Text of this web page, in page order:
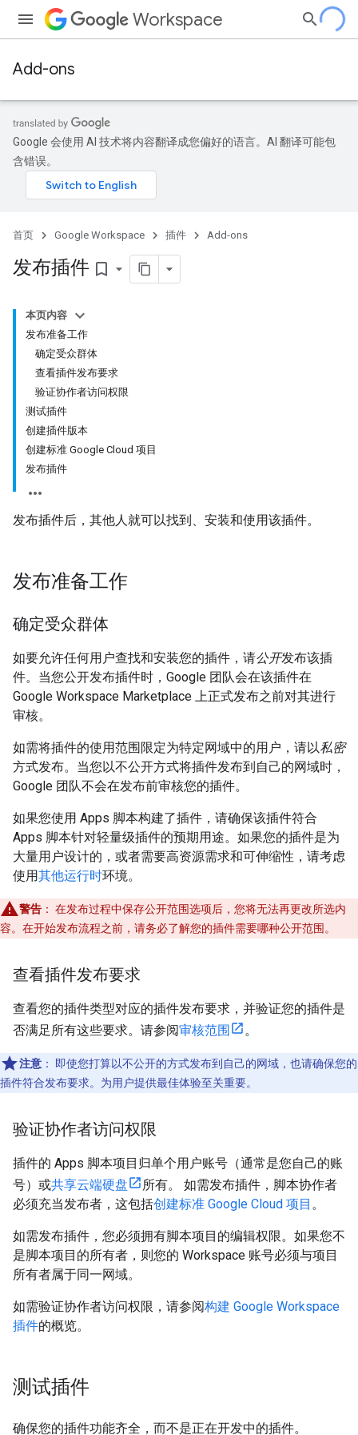
Workspace
Add-ons
Google 会使用 AI 技术将内容翻译成您偏好的语言。AI 翻译可能包
含错误。
首页 Google Workspace 插件 Add-ons
发布插件 bookmark_border
本页内容
发布准备工作
确定受众群体
查看插件发布要求
验证协作者访问权限
测试插件
创建插件版本
创建标准 Google Cloud 项目
发布插件
发布插件后，其他人就可以找到、安装和使用该插件。
发布准备工作
确定受众群体
如要允许任何用户查找和安装您的插件，请公开发布该插
件。当您公开发布插件时，Google 团队会在该插件在
Google Workspace Marketplace 上正式发布之前对其进行
审核。
如需将插件的使用范围限定为特定网域中的用户，请以私密
方式发布。当您以不公开方式将插件发布到自己的网域时，
Google 团队不会在发布前审核您的插件。
如果您使用 Apps 脚本构建了插件，请确保该插件符合
Apps 脚本针对轻量级插件的预期用途。如果您的插件是为
大量用户设计的，或者需要高资源需求和可伸缩性，请考虑
使用其他运行时环境。
警告 ： 在发布过程中保存公开范围选项后，您将无法再更改所选内
容。在开始发布流程之前，请务必了解您的插件需要哪种公开范围。
查看插件发布要求
查看您的插件类型对应的插件发布要求，并验证您的插件是
否满足所有这些要求。请参阅审核范围 。
注意 ：
即使您打算以不公开的方式发布到自己的网域，也请确保您的
插件符合发布要求。为用户提供最佳体验至关重要。
验证协作者访问权限
插件的 Apps 脚本项目归单个用户账号（通常是您自己的账
号）或共享云端硬盘
所有。 如需发布插件，脚本协作者
必须充当发布者，这包括创建标准 Google Cloud 项目 。
如需发布插件，您必须拥有脚本项目的编辑权限。如果您不
是脚本项目的所有者，则您的 Workspace 账号必须与项目
所有者属于同一网域。
如需验证协作者访问权限，请参阅构建 Google Workspace
插件的概览。
测试插件
确保您的插件功能齐全，而不是正在开发中的插件。